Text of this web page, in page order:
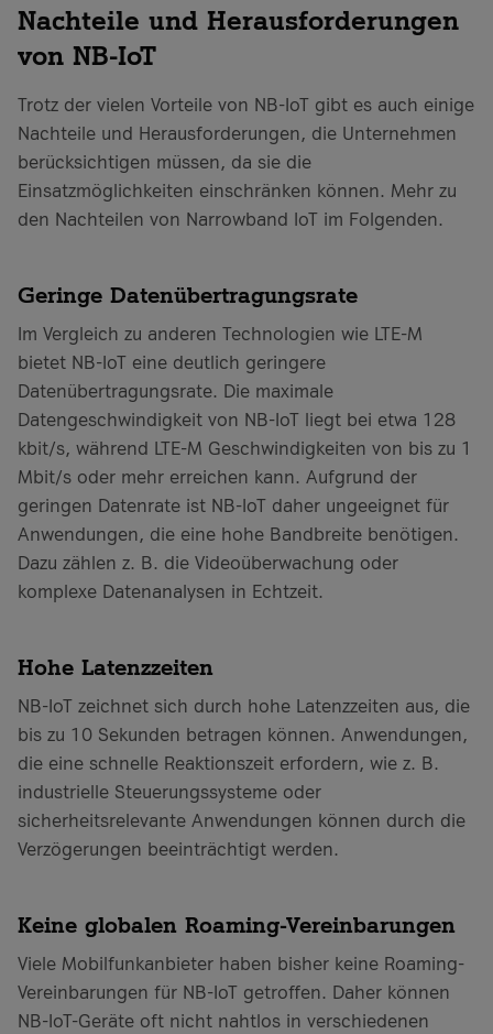
Nachteile und Herausforderungen
von NB-IoT
Trotz der vielen Vorteile von NB-IoT gibt es auch einige
Nachteile und Herausforderungen, die Unternehmen
berücksichtigen müssen, da sie die
Einsatzmöglichkeiten einschränken können. Mehr zu
den Nachteilen von Narrowband IoT im Folgenden.
Geringe Datenübertragungsrate
Im Vergleich zu anderen Technologien wie LTE-M
bietet NB-IoT eine deutlich geringere
Datenübertragungsrate. Die maximale
Datengeschwindigkeit von NB-IoT liegt bei etwa 128
kbit/s, während LTE-M Geschwindigkeiten von bis zu 1
Mbit/s oder mehr erreichen kann. Aufgrund der
geringen Datenrate ist NB-IoT daher ungeeignet für
Anwendungen, die eine hohe Bandbreite benötigen.
Dazu zählen z. B. die Videoüberwachung oder
komplexe Datenanalysen in Echtzeit.
Hohe Latenzzeiten
NB-IoT zeichnet sich durch hohe Latenzzeiten aus, die
bis zu 10 Sekunden betragen können. Anwendungen,
die eine schnelle Reaktionszeit erfordern, wie z. B.
industrielle Steuerungssysteme oder
sicherheitsrelevante Anwendungen können durch die
Verzögerungen beeinträchtigt werden.
Keine globalen Roaming-Vereinbarungen
Viele Mobilfunkanbieter haben bisher keine Roaming-
Vereinbarungen für NB-IoT getroffen. Daher können
NB-IoT-Geräte oft nicht nahtlos in verschiedenen